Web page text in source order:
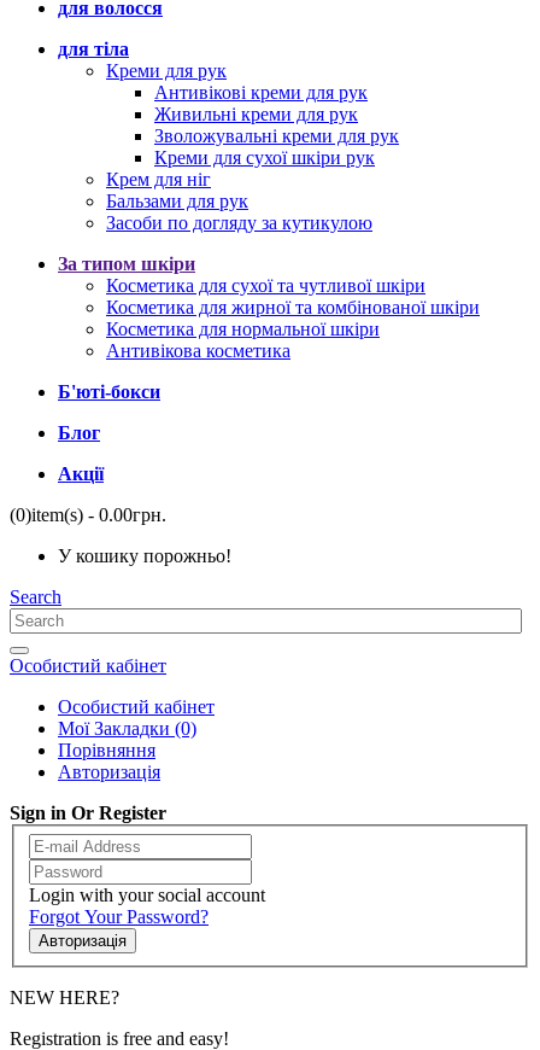
для волосся
для тіла
Креми для рук
Антивікові креми для рук
Живильні креми для рук
Зволожувальні креми для рук
Креми для сухої шкіри рук
Крем для ніг
Бальзами для рук
Засоби по догляду за кутикулою
За типом шкіри
Косметика для сухої та чутливої ​​шкіри
Косметика для жирної та комбінованої шкіри
Косметика для нормальної шкіри
Антивікова косметика
Б'юті-бокси
Блог
Акції
(0)item(s) - 0.00грн.
У кошику порожньо!
Search
Особистий кабінет
Особистий кабінет
Мої Закладки (0)
Порівняння
Авторизація
Sign in Or Register
Login with your social account
Forgot Your Password?
Авторизація
NEW HERE?
Registration is free and easy!